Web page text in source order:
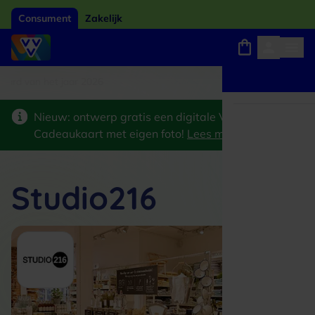
Consument Zakelijk
Nieuw: ontwerp gratis een digitale VVV
Cadeaukaart met eigen foto! Lees meer
Studio216